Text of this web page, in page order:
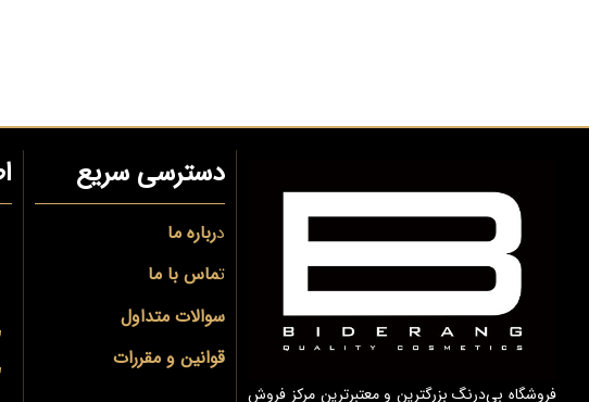
فروشگاه بی‌درنگ بزرگترین و معتبرترین مرکز فروش
دسترسی سریع
درباره ما
تماس با ما
سوالات متداول
قوانین و مقررات